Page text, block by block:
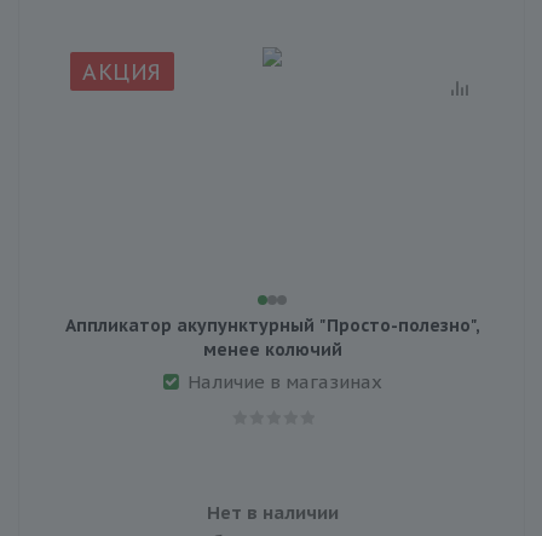
АКЦИЯ
Аппликатор акупунктурный "Просто-полезно",
менее колючий
Наличие в магазинах
Нет в наличии